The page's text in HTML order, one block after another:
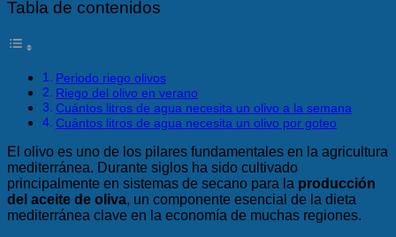
Tabla de contenidos
Periodo riego olivos
Riego del olivo en verano
Cuántos litros de agua necesita un olivo a la semana
Cuántos litros de agua necesita un olivo por goteo
El olivo es uno de los pilares fundamentales en la agricultura
mediterránea. Durante siglos ha sido cultivado
principalmente en sistemas de secano para la producción
del aceite de oliva, un componente esencial de la dieta
mediterránea clave en la economía de muchas regiones.